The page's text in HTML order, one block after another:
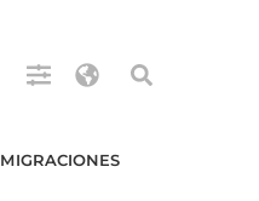
MIGRACIONES